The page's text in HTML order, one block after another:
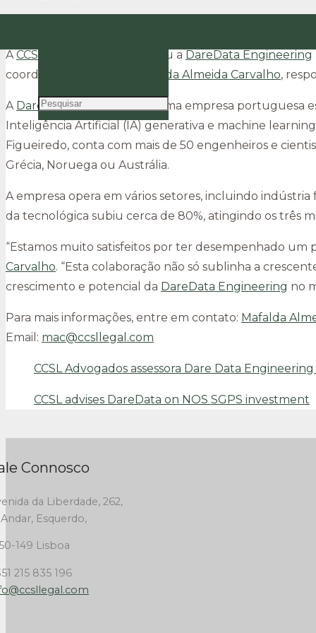
ACCSL Advogados assessorou a DareData Engineering
coordenada pela sócia
Mafalda Almeida Carvalho,
A DareData Engineering
é uma empresa portuguesa
Inteligência Artificial (IA) generativa e machine
Figueiredo, conta com mais de 50 engenheiros e
Grécia, Noruega ou Austrália.
A empresa opera em vários setores, incluindo
da tecnológica subiu cerca de 80%, atingindo os três
“Estamos muito satisfeitos por ter desempenhado
Carvalho. “Esta colaboração não só sublinha a
crescimento e potencial da DareData Engineering no
Para mais informações, entre em contato: Mafalda
Email: mac@ccsllegal.com
CCSL Advogados assessora Dare Data
CCSL advises DareData on NOS SGPS investment
Connosco
da Liberdade, 262,
Andar, Esquerdo,
149 Lisboa
215 835 196